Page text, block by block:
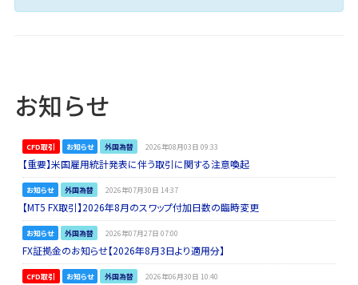
お知らせ
CFD取引 お知らせ 外国為替 2026年08月03日 09:33
【重要】米国雇用統計発表に伴う取引に関する注意喚起
お知らせ 外国為替 2026年07月30日 14:37
【MT5 FX取引】2026年8月のスワップ付加日数の臨時変更
お知らせ 外国為替 2026年07月27日 07:00
FX証拠金のお知らせ【2026年8月3日より適用分】
CFD取引 お知らせ 外国為替 2026年06月30日 10:40